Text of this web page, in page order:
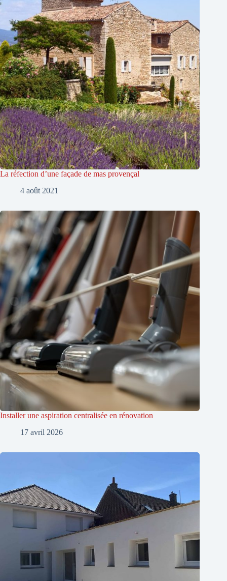
La réfection d’une façade de mas provençal
4 août 2021
Installer une aspiration centralisée en rénovation
17 avril 2026